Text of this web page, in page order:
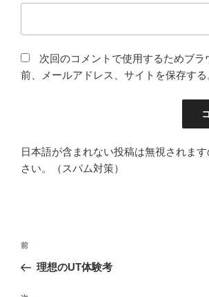
次回のコメントで使用するためブラ
前、メールアドレス、サイトを保存する
日本語が含まれない投稿は無視されま
さい。（スパム対策）
投
ナ
前
の
前
理想のUT体験考